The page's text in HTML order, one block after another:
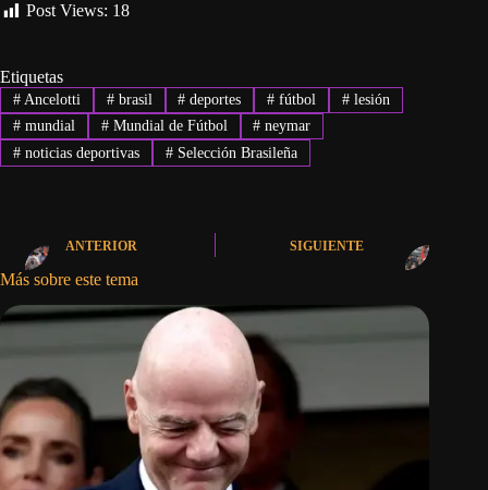
Post Views: 18
Etiquetas
#Ancelotti #brasil # deportes # fútbol # lesión
#mundial #Mundial de Fútbol # neymar
#noticias deportivas #Selección Brasileña
ANTERIOR SIGUIENTE
Más sobre este tema